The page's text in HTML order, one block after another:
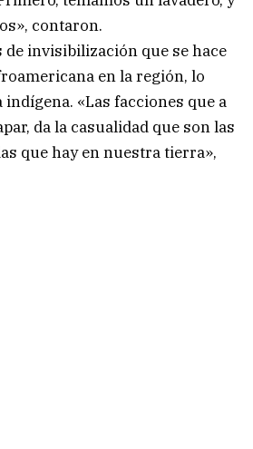
contaron.
de invisibilización que se hace
en la región, lo
«Las facciones que a
da la casualidad que son las
que hay en nuestra tierra»,